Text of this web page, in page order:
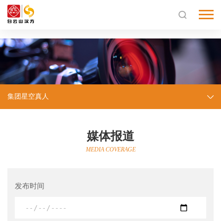
星空真人
集团星空真人
媒体报道
MEDIA COVERAGE
发布时间